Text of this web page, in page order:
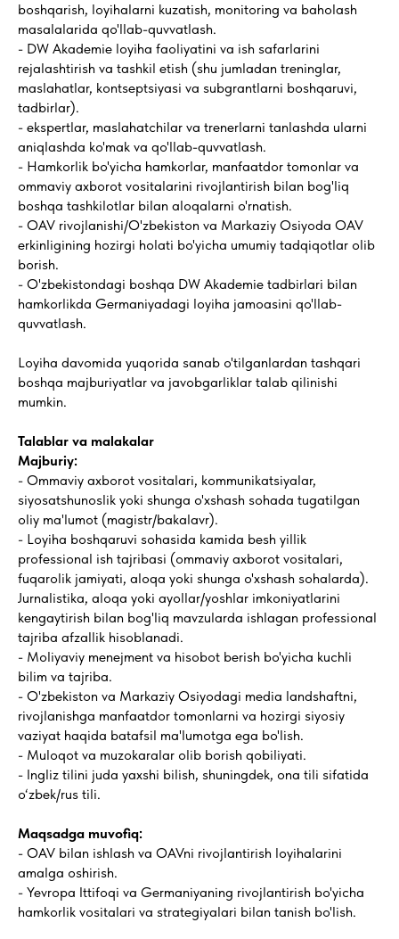
boshqarish, loyihalarni kuzatish, monitoring va baholash
masalalarida qo'llab-quvvatlash.
- DW Akademie loyiha faoliyatini va ish safarlarini
rejalashtirish va tashkil etish (shu jumladan treninglar,
maslahatlar, kontseptsiyasi va subgrantlarni boshqaruvi,
tadbirlar).
- ekspertlar, maslahatchilar va trenerlarni tanlashda ularni
aniqlashda ko'mak va qo'llab-quvvatlash.
- Hamkorlik bo'yicha hamkorlar, manfaatdor tomonlar va
ommaviy axborot vositalarini rivojlantirish bilan bog'liq
boshqa tashkilotlar bilan aloqalarni o'rnatish.
- OAV rivojlanishi/O'zbekiston va Markaziy Osiyoda OAV
erkinligining hozirgi holati bo'yicha umumiy tadqiqotlar olib
borish.
- O'zbekistondagi boshqa DW Akademie tadbirlari bilan
hamkorlikda Germaniyadagi loyiha jamoasini qo'llab-
quvvatlash.
Loyiha davomida yuqorida sanab o'tilganlardan tashqari
boshqa majburiyatlar va javobgarliklar talab qilinishi
mumkin.
Talablar va malakalar
Majburiy:
- Ommaviy axborot vositalari, kommunikatsiyalar,
siyosatshunoslik yoki shunga o'xshash sohada tugatilgan
oliy ma'lumot (magistr/bakalavr).
- Loyiha boshqaruvi sohasida kamida besh yillik
professional ish tajribasi (ommaviy axborot vositalari,
fuqarolik jamiyati, aloqa yoki shunga o'xshash sohalarda).
Jurnalistika, aloqa yoki ayollar/yoshlar imkoniyatlarini
kengaytirish bilan bog'liq mavzularda ishlagan professional
tajriba afzallik hisoblanadi.
- Moliyaviy menejment va hisobot berish bo'yicha kuchli
bilim va tajriba.
- O'zbekiston va Markaziy Osiyodagi media landshaftni,
rivojlanishga manfaatdor tomonlarni va hozirgi siyosiy
vaziyat haqida batafsil ma'lumotga ega bo'lish.
- Muloqot va muzokaralar olib borish qobiliyati.
- Ingliz tilini juda yaxshi bilish, shuningdek, ona tili sifatida
o‘zbek/rus tili.
Maqsadga muvofiq:
- OAV bilan ishlash va OAVni rivojlantirish loyihalarini
amalga oshirish.
- Yevropa Ittifoqi va Germaniyaning rivojlantirish bo'yicha
hamkorlik vositalari va strategiyalari bilan tanish bo'lish.